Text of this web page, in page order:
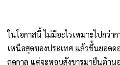
ในโอกาสนี้ ไม่มีอะไรเหมาะไปกว่า
เหนือสุดของประเทศ แล้วขึ้นยอด
ฤดูกาล แต่จะหอบสังขารมายืนต้าน